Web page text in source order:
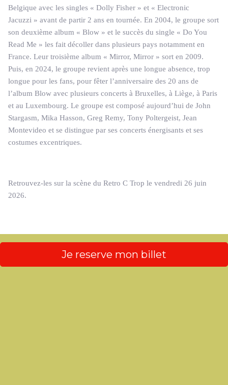
Belgique avec les singles « Dolly Fisher » et « Electronic
Jacuzzi » avant de partir 2 ans en tournée. En 2004, le groupe sort
son deuxième album « Blow » et le succès du single « Do You
Read Me » les fait décoller dans plusieurs pays notamment en
France. Leur troisième album « Mirror, Mirror » sort en 2009.
Puis, en 2024, le groupe revient après une longue absence, trop
longue pour les fans, pour fêter l’anniversaire des 20 ans de
l’album Blow avec plusieurs concerts à Bruxelles, à Liège, à Paris
et au Luxembourg. Le groupe est composé aujourd’hui de John
Stargasm, Mika Hasson, Greg Remy, Tony Poltergeist, Jean
Montevideo et se distingue par ses concerts énergisants et ses
costumes excentriques.
Retrouvez-les sur la scène du Retro C Trop le vendredi 26 juin
2026.
Je reserve mon billet